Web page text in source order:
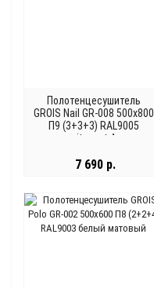
Полотенцесушитель
GROIS Nail GR-008 500х800
П9 (3+3+3) RAL9005
gitzwart A
7 690 р.